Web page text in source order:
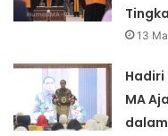
13
Hadiri
MA